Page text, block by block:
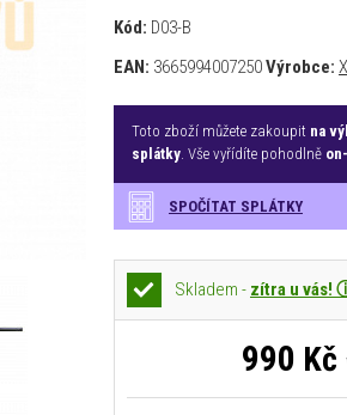
Kód: D03-B
EAN: 3665994007250Výrobce:
Toto zboží můžete zakoupit na
splátky. Vše vyřídíte pohodlně
SPOČÍTAT SPLÁTKY
Skladem - zítra u vás!
990 Kč